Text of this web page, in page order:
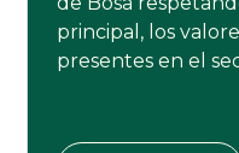
principal, los
presentes en el